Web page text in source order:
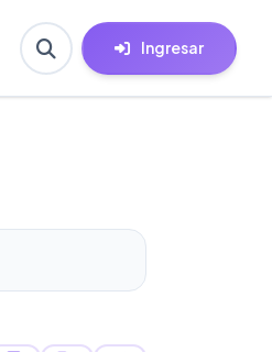
Ingresar